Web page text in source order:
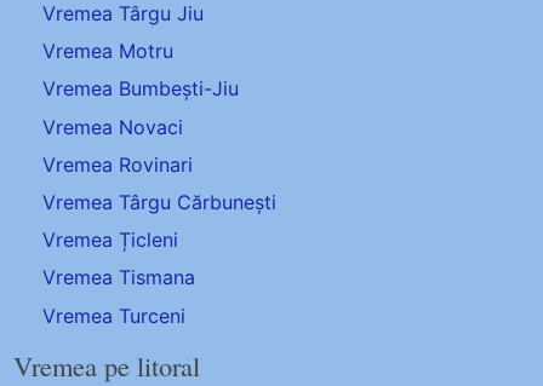
Vremea Târgu Jiu
Vremea Motru
Vremea Bumbești-Jiu
Vremea Novaci
Vremea Rovinari
Vremea Târgu Cărbunești
Vremea Țicleni
Vremea Tismana
Vremea Turceni
Vremea pe litoral